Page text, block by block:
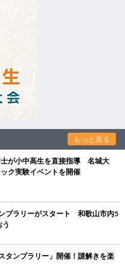
もっと見る
が小中高生を直接指導 名城大
ク実験イベントを開催
プラリーがスタート 和歌山市内5
タンプラリー」開催！謎解きを楽